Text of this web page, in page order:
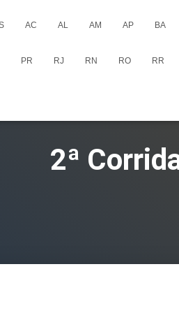
AC AL AM AP BA
PR RJ RN RO RR
2ª